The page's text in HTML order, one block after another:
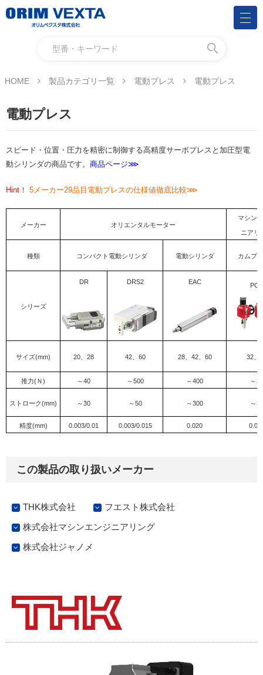
HOME 製品カテゴリ一覧 電動プレス 電動プレス
電動プレス
スピード・位置・圧力を精密に制御する高精度サーボプレスと加圧型電
動シリンダの商品です。 商品ページ⋙
Hint！ 5メーカー29品目電動プレスの仕様値徹底比較⋙
メーカー オリエンタルモーター
マシン
ニアリ
種類 コンパクト電動シリンダ 電動シリンダ カムプ
シリーズ
DR DRS2 EAC POS
サイズ(mm) 20、28 42、60 28、42、60 32、
推力(Ｎ) ～40 ～500 ～400 ～3k
ストローク(mm) ～30 ～50 ～300 ～30
精度(mm) 0.003/0.01 0.003/0.015 0.020
この製品の取り扱いメーカー
THK株式会社
フエスト株式会社
株式会社マシンエンジニアリング
株式会社ジャノメ